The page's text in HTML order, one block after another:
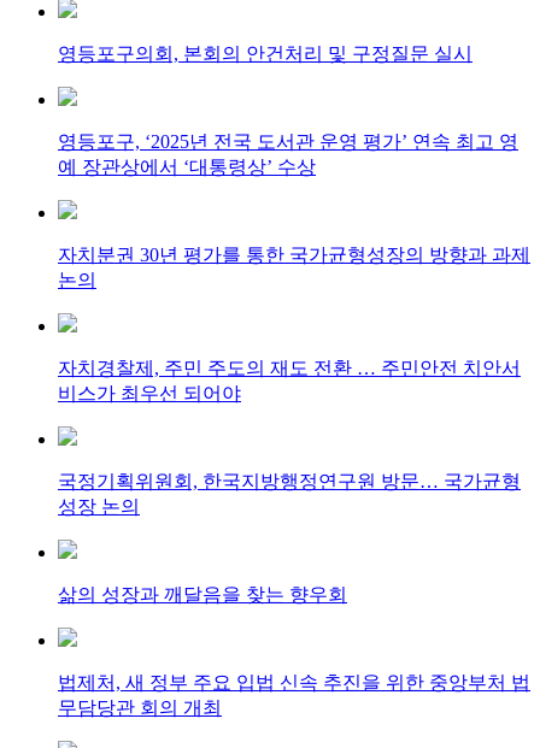
영등포구의회, 본회의 안건처리 및 구정질문 실시
영등포구, ‘2025년 전국 도서관 운영 평가’ 연속 최고 영
예 장관상에서 ‘대통령상’ 수상
자치분권 30년 평가를 통한 국가균형성장의 방향과 과제
논의
자치경찰제, 주민 주도의 재도 전환 … 주민안전 치안서
비스가 최우선 되어야
국정기획위원회, 한국지방행정연구원 방문… 국가균형
성장 논의
삶의 성장과 깨달음을 찾는 향우회
법제처, 새 정부 주요 입법 신속 추진을 위한 중앙부처 법
무담당관 회의 개최